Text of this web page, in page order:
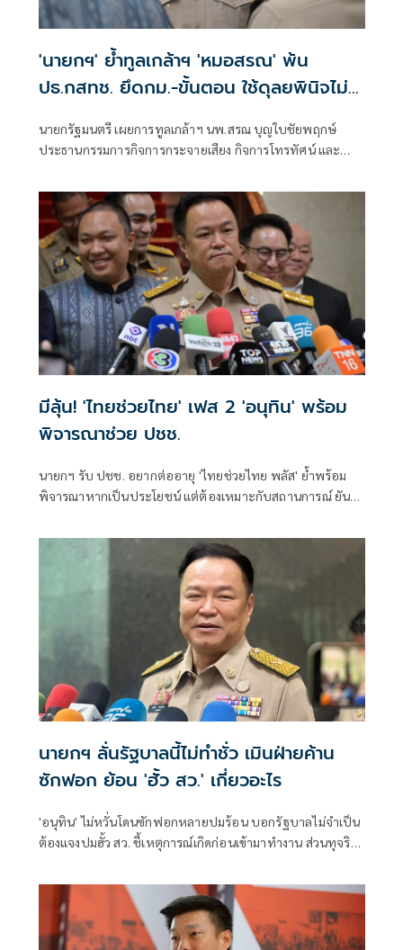
'นายกฯ' ย้ำทูลเกล้าฯ 'หมอสรณ' พ้น
ปธ.กสทช. ยึดกม.-ขั้นตอน ใช้ดุลยพินิจไม่
นายกรัฐมนตรี เผยการทูลเกล้าฯ นพ.สรณ บุญใบชัยพฤกษ์
ประธานกรรมการกิจการกระจายเสียง กิจการโทรทัศน์ และ
มีลุ้น! 'ไทยช่วยไทย' เฟส 2 'อนุทิน' พร้อม
พิจารณาช่วย ปชช.
นายกฯ รับ ปชช. อยากต่ออายุ 'ไทยช่วยไทย พลัส' ย้ำพร้อม
พิจารณาหากเป็นประโยชน์ แต่ต้องเหมาะกับสถานการณ์ ยัน
มันเย็น'
นายกฯ ลั่นรัฐบาลนี้ไม่ทำชั่ว เมินฝ่ายค้าน
ซักฟอก ย้อน 'ฮั้ว สว.' เกี่ยวอะไร
'อนุทิน' ไม่หวั่นโดนซักฟอกหลายปมร้อน บอกรัฐบาลไม่จำเป็น
ต้องแจงปมฮั้ว สว. ชี้เหตุการณ์เกิดก่อนเข้ามาทำงาน ส่วนทุจริต